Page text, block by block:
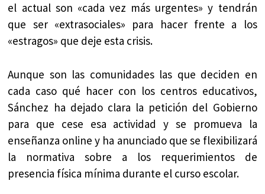
el actual son «cada vez más urgentes» y tendrán
que ser «extrasociales» para hacer frente a los
«estragos» que deje esta crisis.
Aunque son las comunidades las que deciden en
cada caso qué hacer con los centros educativos,
Sánchez ha dejado clara la petición del Gobierno
para que cese esa actividad y se promueva la
enseñanza online y ha anunciado que se flexibilizará
la normativa sobre a los requerimientos de
presencia física mínima durante el curso escolar.